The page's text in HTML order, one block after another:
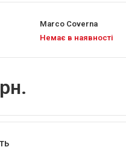
Marco Coverna
Немає в наявності